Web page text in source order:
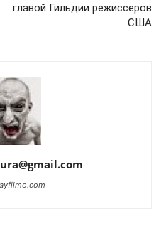
главой Гильдии режиссеров
США